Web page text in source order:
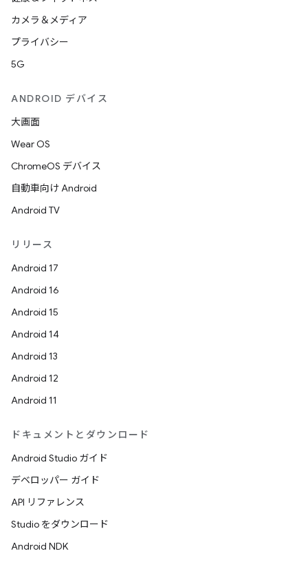
カメラ＆メディア
プライバシー
5G
ANDROID デバイス
大画面
Wear OS
ChromeOS デバイス
自動車向け Android
Android TV
リリース
Android 17
Android 16
Android 15
Android 14
Android 13
Android 12
Android 11
ドキュメントとダウンロード
Android Studio ガイド
デベロッパー ガイド
API リファレンス
Studio をダウンロード
Android NDK